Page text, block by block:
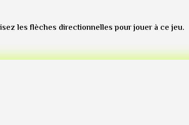
les flèches directionnelles pour jouer à ce jeu.